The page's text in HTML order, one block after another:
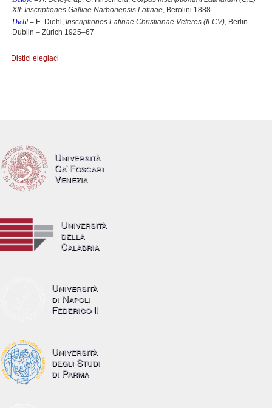
XII: Inscriptiones Galliae Narbonensis Latinae, Berolini 1888
Diehl = E. Diehl, Inscriptiones Latinae Christianae Veteres (ILCV), Berlin –
Dublin – Zürich 1925–67
Distici elegiaci
Università
Ca’ Foscari
Venezia
Università
della
Calabria
Università
di Napoli
Federico II
Università
degli Studi
di Parma